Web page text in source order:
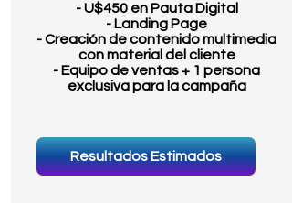
- U$450 en Pauta Digital
- Landing Page
- Creación de contenido multimedia
con material del cliente
- Equipo de ventas + 1 persona
exclusiva para la campaña
Resultados Estimados